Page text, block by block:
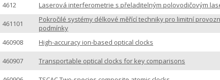
4612
Laserová interferometrie s přeladitelným polovodičovým
461101
Pokročilé systémy délkové měřící techniky pro limitní
podmínky
460908
High-accuracy ion-based optical clocks
460907 Transportable optical clocks for key comparisons